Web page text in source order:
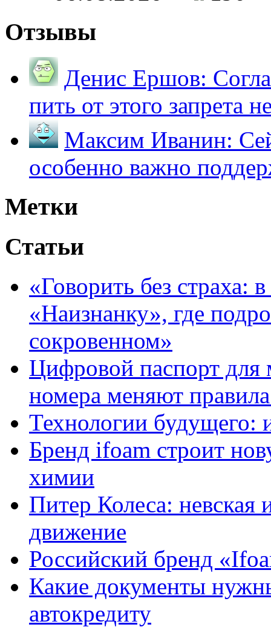
Отзывы
Денис Ершов:
пить от этого запрета
Максим Иванин:
особенно важно
Метки
Статьи
«Говорить без страха:
«Наизнанку», где
сокровенном»
Цифровой паспорт для
номера меняют
Технологии будущего:
Бренд ifoam строит
химии
Питер Колеса: невская
движение
Российский бренд
Какие документы
автокредиту